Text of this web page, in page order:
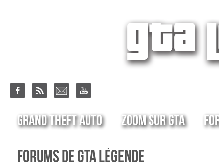
Grand Theft Auto Zoom sur GTA
Forums de GTA Légende